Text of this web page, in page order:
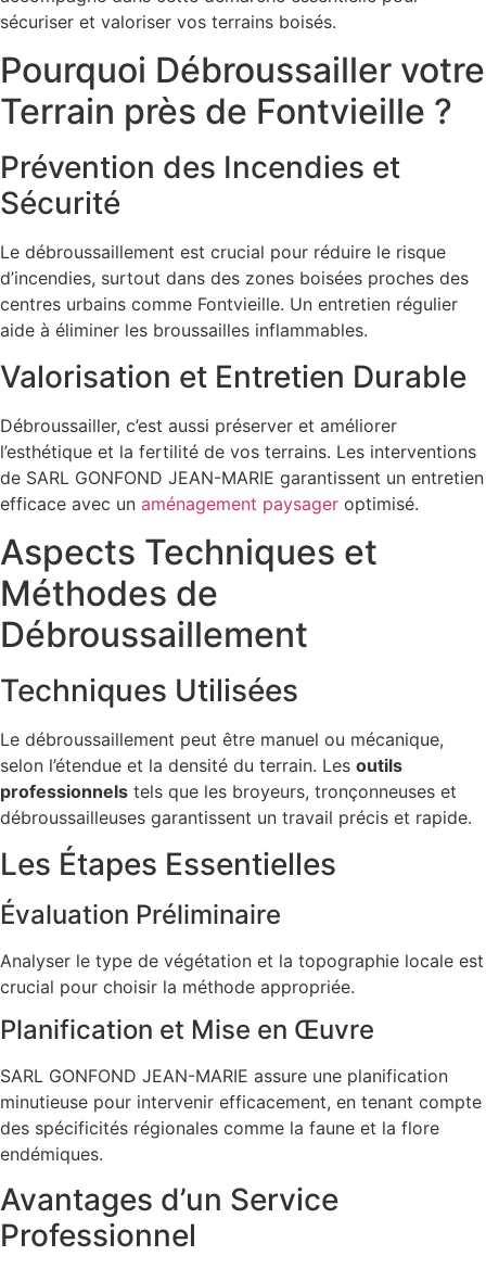
sécuriser et valoriser vos terrains boisés.
Pourquoi Débroussailler votre
Terrain près de Fontvieille ?
Prévention des Incendies et
Sécurité
Le débroussaillement est crucial pour réduire le risque
d’incendies, surtout dans des zones boisées proches des
centres urbains comme Fontvieille. Un entretien régulier
aide à éliminer les broussailles inflammables.
Valorisation et Entretien Durable
Débroussailler, c’est aussi préserver et améliorer
l’esthétique et la fertilité de vos terrains. Les interventions
de SARL GONFOND JEAN-MARIE garantissent un entretien
efficace avec un aménagement paysager optimisé.
Aspects Techniques et
Méthodes de
Débroussaillement
Techniques Utilisées
Le débroussaillement peut être manuel ou mécanique,
selon l’étendue et la densité du terrain. Les outils
professionnels tels que les broyeurs, tronçonneuses et
débroussailleuses garantissent un travail précis et rapide.
Les Étapes Essentielles
Évaluation Préliminaire
Analyser le type de végétation et la topographie locale est
crucial pour choisir la méthode appropriée.
Planification et Mise en Œuvre
SARL GONFOND JEAN-MARIE assure une planification
minutieuse pour intervenir efficacement, en tenant compte
des spécificités régionales comme la faune et la flore
endémiques.
Avantages d’un Service
Professionnel